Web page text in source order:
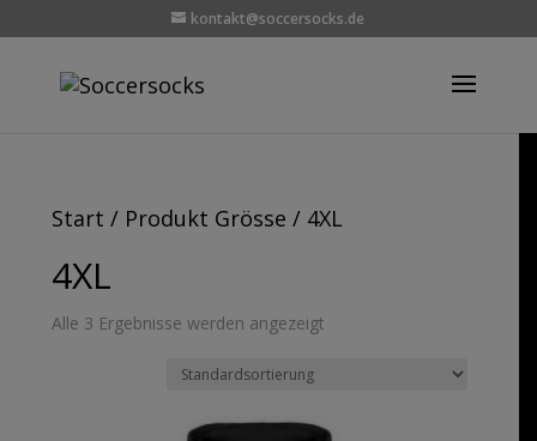
kontakt@soccersocks.de
Start / Produkt Grösse / 4XL
4XL
Alle 3 Ergebnisse werden angezeigt